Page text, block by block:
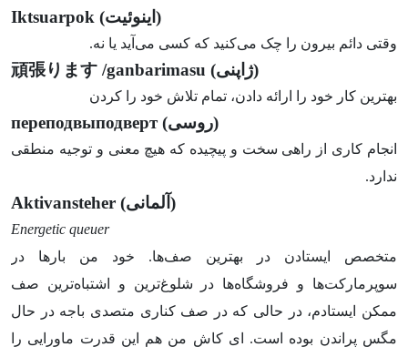
Iktsuarpok (اینوئیت)
وقتی دائم بیرون را چک می‌کنید که کسی می‌آید یا نه.
頑張ります /ganbarimasu (ژاپنی)
بهترین کار خود را ارائه دادن، تمام تلاش خود را کردن
переподвыподверт (روسی)
انجام کاری از راهی سخت و پیچیده که هیچ معنی و توجیه منطقی
ندارد.
Aktivansteher (آلمانی)
Energetic queuer
متخصص ایستادن در بهترین صف‌ها. خود من بارها در
سوپرمارکت‌ها و فروشگاه‌ها در شلوغ‌ترین و اشتباه‌ترین صف
ممکن ایستادم، در حالی که در صف کناری متصدی باجه در حال
مگس پراندن بوده است. ای کاش من هم این قدرت ماورایی را